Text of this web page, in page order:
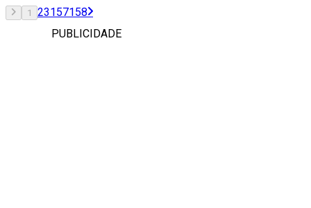
1 23157158
PUBLICIDADE